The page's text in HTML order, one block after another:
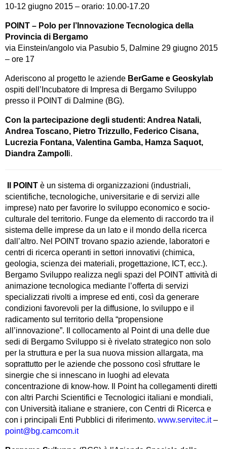
10-12 giugno 2015 – orario: 10.00-17.20
POINT – Polo per l’Innovazione Tecnologica della
Provincia di Bergamo
via Einstein/angolo via Pasubio 5, Dalmine 29 giugno 2015
– ore 17
Aderiscono al progetto le aziende BerGame e Geoskylab
ospiti dell’Incubatore di Impresa di Bergamo Sviluppo
presso il POINT di Dalmine (BG).
Con la partecipazione degli studenti: Andrea Natali,
Andrea Toscano, Pietro Trizzullo, Federico Cisana,
Lucrezia Fontana, Valentina Gamba, Hamza Saquot,
Diandra Zampoll i.
Il POINT è un sistema di organizzazioni (industriali,
scientifiche, tecnologiche, universitarie e di servizi alle
imprese) nato per favorire lo sviluppo economico e socio-
culturale del territorio. Funge da elemento di raccordo tra il
sistema delle imprese da un lato e il mondo della ricerca
dall’altro. Nel POINT trovano spazio aziende, laboratori e
centri di ricerca operanti in settori innovativi (chimica,
geologia, scienza dei materiali, progettazione, ICT, ecc.).
Bergamo Sviluppo realizza negli spazi del POINT attività di
animazione tecnologica mediante l’offerta di servizi
specializzati rivolti a imprese ed enti, così da generare
condizioni favorevoli per la diffusione, lo sviluppo e il
radicamento sul territorio della “propensione
all’innovazione”. Il collocamento al Point di una delle due
sedi di Bergamo Sviluppo si è rivelato strategico non solo
per la struttura e per la sua nuova mission allargata, ma
soprattutto per le aziende che possono così sfruttare le
sinergie che si innescano in luoghi ad elevata
concentrazione di know-how. Il Point ha collegamenti diretti
con altri Parchi Scientifici e Tecnologici italiani e mondiali,
con Università italiane e straniere, con Centri di Ricerca e
con i principali Enti Pubblici di riferimento. www.servitec.it–
point@bg.camcom.it